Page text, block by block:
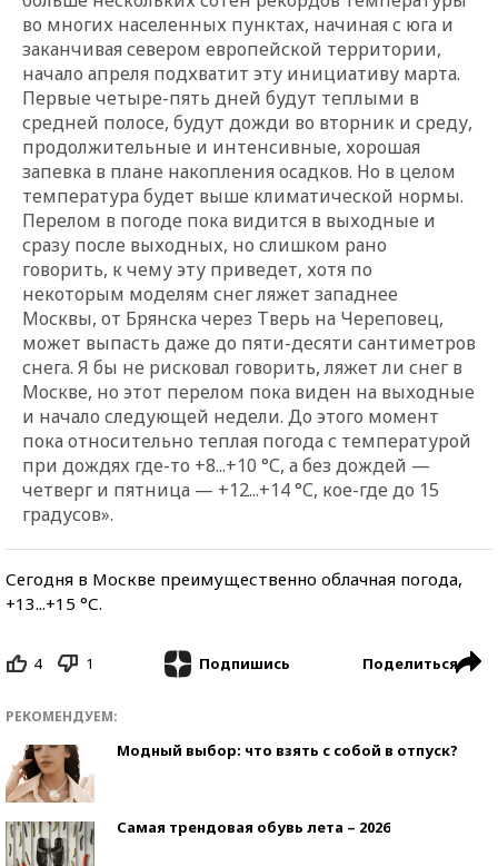
во многих населенных пунктах, начиная с юга и
заканчивая севером европейской территории,
начало апреля подхватит эту инициативу марта.
Первые четыре-пять дней будут теплыми в
средней полосе, будут дожди во вторник и среду,
продолжительные и интенсивные, хорошая
запевка в плане накопления осадков. Но в целом
температура будет выше климатической нормы.
Перелом в погоде пока видится в выходные и
сразу после выходных, но слишком рано
говорить, к чему эту приведет, хотя по
некоторым моделям снег ляжет западнее
Москвы, от Брянска через Тверь на Череповец,
может выпасть даже до пяти-десяти сантиметров
снега. Я бы не рисковал говорить, ляжет ли снег в
Москве, но этот перелом пока виден на выходные
и начало следующей недели. До этого момент
пока относительно теплая погода с температурой
при дождях где-то +8...+10 °С, а без дождей —
четверг и пятница — +12...+14°С, кое-где до 15
градусов».
Сегодня в Москве преимущественно облачная погода,
+13...+15 °С.
4 1 Подпишись Поделиться
РЕКОМЕНДУЕМ:
Модный выбор: что взять с собой в отпуск?
Самая трендовая обувь лета – 2026